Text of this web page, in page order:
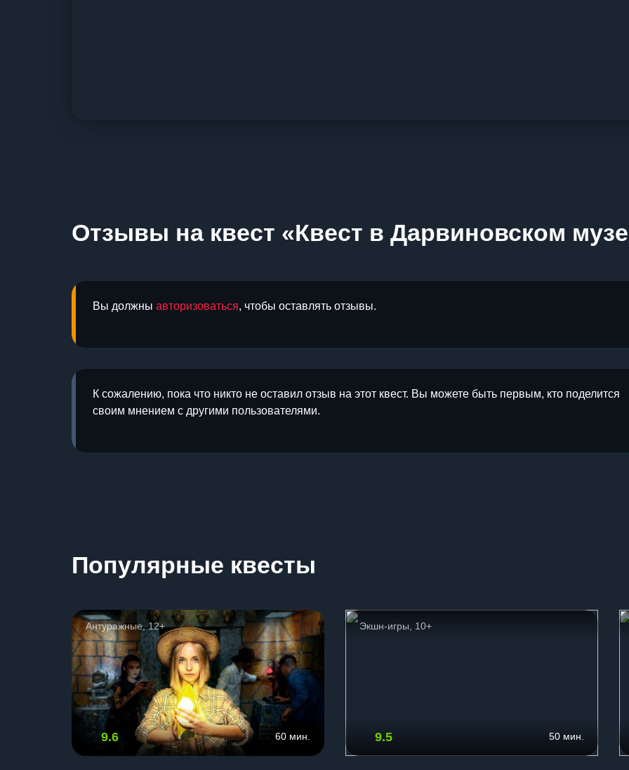
Отзывы на квест «Квест в Дарвиновском
Вы должны авторизоваться, чтобы оставлять отзывы.
К сожалению, пока что никто не оставил отзыв на этот квест. Вы можете быть первым, кто поделится
своим мнением с другими пользователями.
Популярные квесты
Антуражные, 12+
9.6 60 мин.
Экшн-игры, 10+
9.5 50 мин.